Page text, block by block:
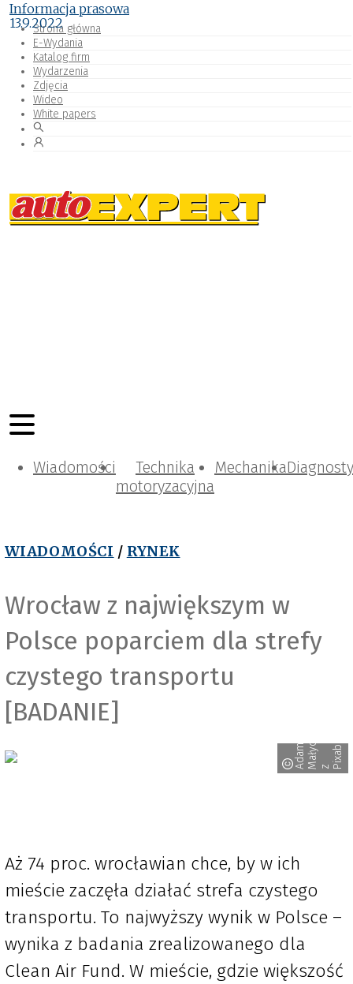
Strona główna
E-Wydania
Katalog firm
Wydarzenia
Zdjęcia
Wideo
White papers
Wiadomości
Technika
motoryzacyjna
Mechanika
WIADOMOŚCI / RYNEK
Wrocław z największym w
Polsce poparciem dla strefy
czystego transportu
[BADANIE]
A
d
a
m
M
a
ł
y
c
ha z P
i
x
a
b
a y
Informacja prasowa
13.9.2022
Aż 74 proc. wrocławian chce, by w ich
mieście zaczęła działać strefa czystego
transportu. To najwyższy wynik w Polsce –
wynika z badania zrealizowanego dla
Clean Air Fund. W mieście, gdzie większość